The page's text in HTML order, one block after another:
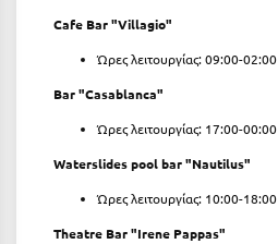
Πάργα
Παρνασσός
Πάρος
Cafe Bar "Villagio"
Ώρες λειτουργίας: 09:00-02:00
Bar "Casablanca"
Ώρες λειτουργίας: 17:00-00:00
Waterslides pool bar "Nautilus"
Ώρες λειτουργίας: 10:00-18:00
Theatre Bar "Irene Pappas"